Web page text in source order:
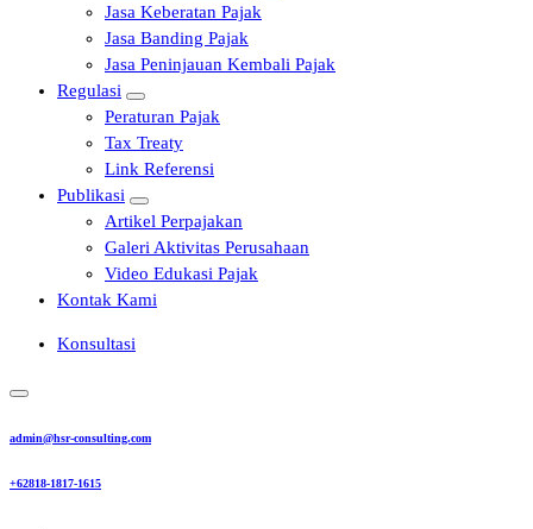
Jasa Keberatan Pajak
Jasa Banding Pajak
Jasa Peninjauan Kembali Pajak
Regulasi
Peraturan Pajak
Tax Treaty
Link Referensi
Publikasi
Artikel Perpajakan
Galeri Aktivitas Perusahaan
Video Edukasi Pajak
Kontak Kami
Konsultasi
admin@hsr-consulting.com
+62818-1817-1615